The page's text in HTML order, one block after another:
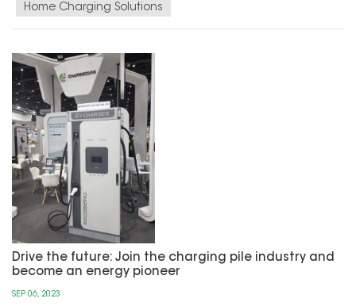
Home Charging Solutions
Drive the future: Join the charging pile industry and
become an energy pioneer
SEP 06, 2023